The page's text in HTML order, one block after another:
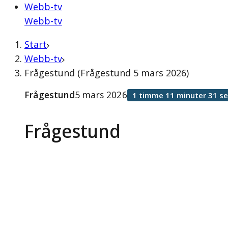
Webb-tv
Webb-tv
Start
Webb-tv
Frågestund (Frågestund 5 mars 2026)
Frågestund
Frågestund5 mars 2026 1 timme 11 minuter 31